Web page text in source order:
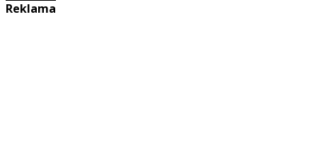
Reklama